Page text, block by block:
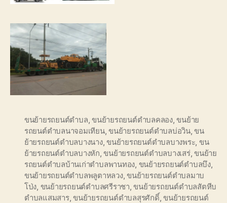
ขนย้ายรถยนต์ตำบล ,ขนย้ายรถยนต์ตำบลคลอง,ขนย้าย
รถยนต์ตำบลนาจอมเทียน,ขนย้ายรถยนต์ตำบลบ่อวิน,ขน
ย้ายรถยนต์ตำบลบางนาง,ขนย้ายรถยนต์ตำบลบางพระ ขน
ย้ายรถยนต์ตำบลบางหัก ,ขนย้ายรถยนต์ตำบลบางเสร่,ขนย้าย
รถยนต์ตำบลบ้านเก่าตำบลพานทอง ขนย้ายรถยนต์ตำบลบึง,
ขนย้ายรถยนต์ตำบลพลูตาหลวง,ขนย้ายรถยนต์ตำบลมาบ
โป่ง ขนย้ายรถยนต์ตำบลศรีราชา ,ขนย้ายรถยนต์ตำบลสัตหีบ
ตำบลแสมสาร,ขนย้ายรถยนต์ตำบลสุรศักดิ์ ,ขนย้ายรถยนต์